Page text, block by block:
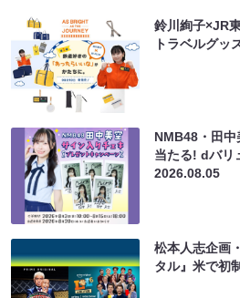
鈴川絢子×JR
トラベルグッ
NMB48・田
当たる! dバリ
2026.08.05
松本人志企画
タル』米で初